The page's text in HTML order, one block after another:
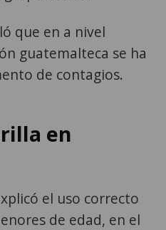
que en a nivel
guatemalteca se ha
de contagios.
en
el uso correcto
de edad, en el